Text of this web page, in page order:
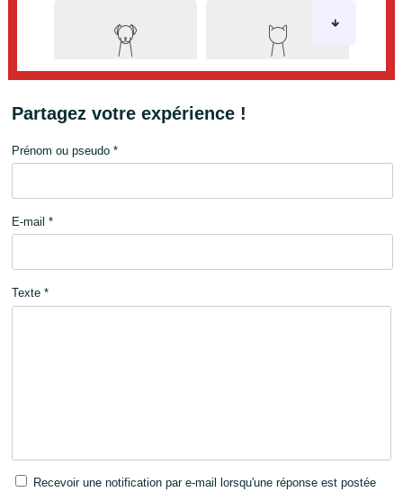
Partagez votre expérience !
Prénom ou pseudo *
E-mail *
Texte *
Recevoir une notification par e-mail lorsqu'une réponse est postée